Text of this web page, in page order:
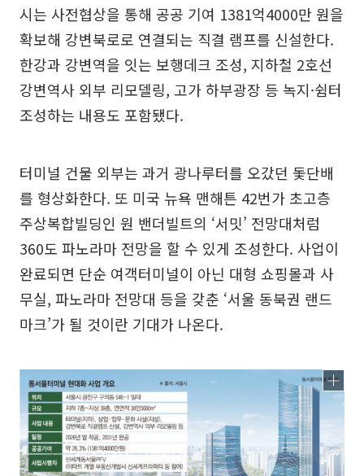
시는 사전협상을 통해 공공 기여 1381억4000만 원을
확보해 강변북로로 연결되는 직결 램프를 신설한다.
한강과 강변역을 잇는 보행데크 조성, 지하철 2호선
강변역사 외부 리모델링, 고가 하부광장 등 녹지·쉼터
조성하는 내용도 포함됐다.
터미널 건물 외부는 과거 광나루터를 오갔던 돛단배
를 형상화한다. 또 미국 뉴욕 맨해튼 42번가 초고층
주상복합빌딩인 원 밴더빌트의 ‘서밋’ 전망대처럼
360도 파노라마 전망을 할 수 있게 조성한다. 사업이
완료되면 단순 여객터미널이 아닌 대형 쇼핑몰과 사
무실, 파노라마 전망대 등을 갖춘 ‘서울 동북권 랜드
마크’가 될 것이란 기대가 나온다.